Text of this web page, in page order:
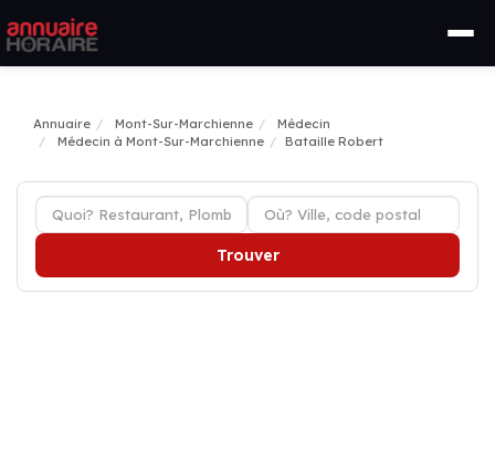
Annuaire Mont-Sur-Marchienne
Médecin
Médecin à Mont-Sur-Marchienne
Bataille Robert
Trouver